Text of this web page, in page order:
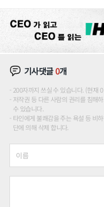
기사댓글0개
200자까지 쓰실 수 있습니다. (현재
저작권 등 다른 사람의 권리를 침해
수 있습니다.
타인에게 불쾌감을 주는 욕설 등 비
단에 의해 삭제 합니다.